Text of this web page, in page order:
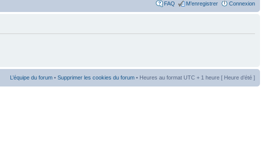
FAQ M’enregistrer Connexion
L’équipe du forum • Supprimer les cookies du forum • Heures au format UTC + 1 heure [ Heure d’été ]